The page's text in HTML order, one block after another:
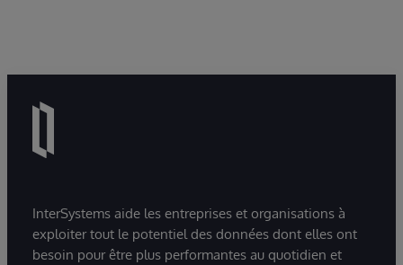
InterSystems aide les entreprises et organisations à
exploiter tout le potentiel des données dont elles ont
besoin pour être plus performantes au quotidien et